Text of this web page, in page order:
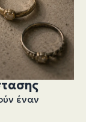
έναν